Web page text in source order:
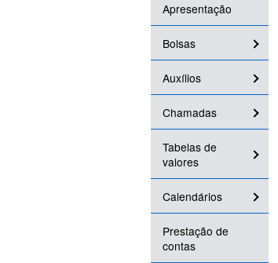
Apresentação
Bolsas
Auxílios
Chamadas
Tabelas de
valores
Calendários
Prestação de
contas